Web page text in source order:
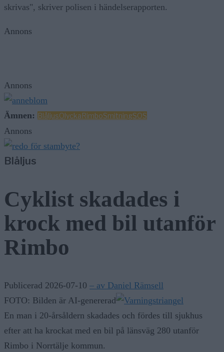
skrivas", skriver polisen i händelserapporten.
Annons
Annons
Ämnen: BlåljusOlyckaRimboSmitningSOS
Annons
Blåljus
Cyklist skadades i
krock med bil utanför
Rimbo
Publicerad 2026-07-10 – av Daniel Rämsell
FOTO: Bilden är AI-genererad
En man i 20-årsåldern skadades och fördes till sjukhus
efter att ha krockat med en bil på länsväg 280 utanför
Rimbo i Norrtälje kommun.